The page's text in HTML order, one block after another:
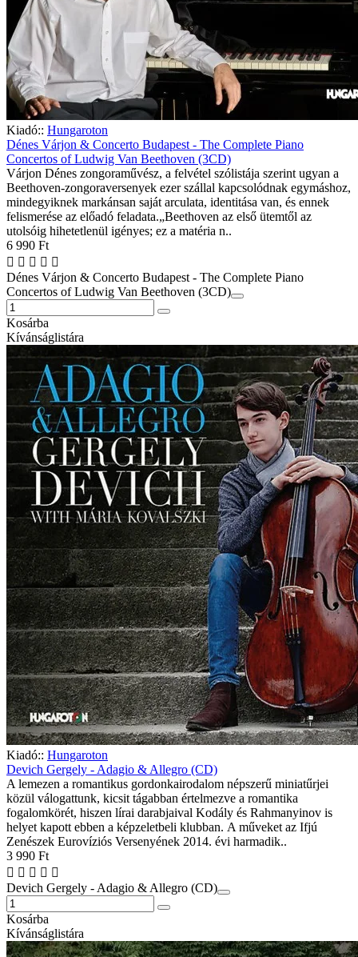
Kiadó:: Hungaroton
Dénes Várjon & Concerto Budapest - The Complete Piano
Concertos of Ludwig Van Beethoven (3CD)
Várjon Dénes zongoraművész, a felvétel szólistája szerint ugyan a
Beethoven-zongoraversenyek ezer szállal kapcsolódnak egymáshoz,
mindegyiknek markánsan saját arculata, identitása van, és ennek
felismerése az előadó feladata.„Beethoven az első ütemtől az
utolsóig hihetetlenül igényes; ez a matéria n..
6 990 Ft
Dénes Várjon & Concerto Budapest - The Complete Piano
Concertos of Ludwig Van Beethoven (3CD)
Kosárba
Kívánságlistára
Kiadó:: Hungaroton
Devich Gergely - Adagio & Allegro (CD)
A lemezen a romantikus gordonkairodalom népszerű miniatűrjei
közül válogattunk, kicsit tágabban értelmezve a romantika
fogalomkörét, hiszen lírai darabjaival Kodály és Rahmanyinov is
helyet kapott ebben a képzeletbeli klubban. A műveket az Ifjú
Zenészek Eurovíziós Versenyének 2014. évi harmadik..
3 990 Ft
Devich Gergely - Adagio & Allegro (CD)
Kosárba
Kívánságlistára